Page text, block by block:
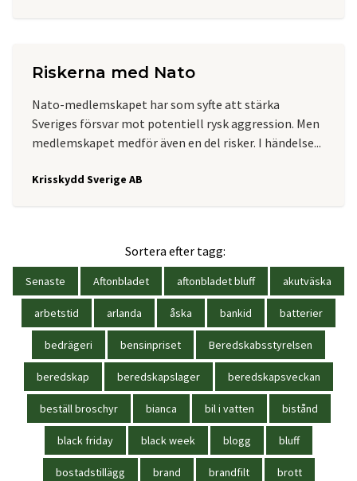
Riskerna med Nato
Nato-medlemskapet har som syfte att stärka
Sveriges försvar mot potentiell rysk aggression. Men
medlemskapet medför även en del risker. I händelse...
Krisskydd Sverige AB
Sortera efter tagg:
Senaste Aftonbladet aftonbladet bluff akutväska
arbetstid arlanda åska bankid batterier
bedrägeri bensinpriset Beredskabsstyrelsen
beredskap beredskapslager beredskapsveckan
beställ broschyr bianca bil i vatten bistånd
black friday black week blogg bluff
bostadstillägg brand brandfilt brott